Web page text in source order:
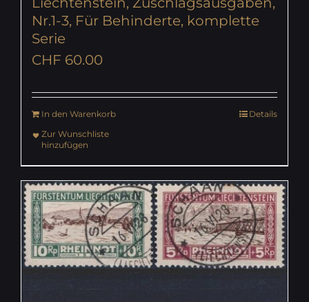
Nr.1-3, Für Behinderte, komplette
Serie
CHF 60.00
In den Warenkorb
Details
Zur Wunschliste
hinzufügen